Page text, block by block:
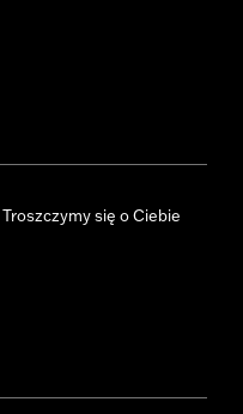
Troszczymy się o Ciebie